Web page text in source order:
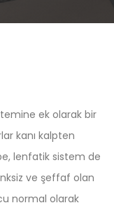
ek olarak bir
kanı kalpten
lenfatik sistem de
ve şeffaf olan
normal olarak